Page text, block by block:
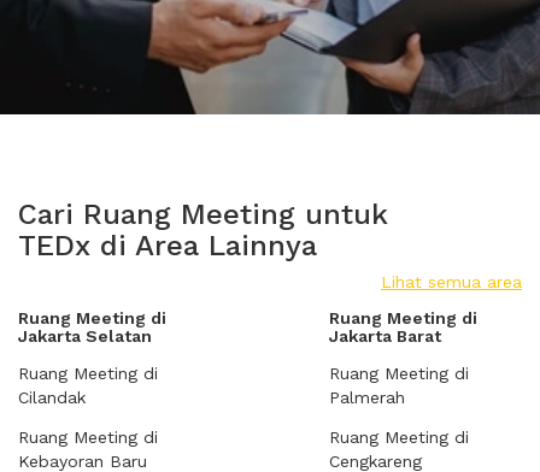
Cari Ruang Meeting untuk
TEDx di Area Lainnya
Lihat semua area
Ruang Meeting di
Jakarta Selatan
Ruang Meeting di
Cilandak
Ruang Meeting di
Kebayoran Baru
Ruang Meeting di
Jakarta Barat
Ruang Meeting di
Palmerah
Ruang Meeting di
Cengkareng